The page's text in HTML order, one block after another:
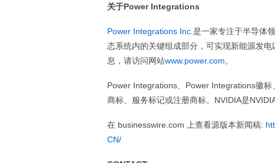
关于Power Integrations
Power Integrations Inc. 是一家专注于半导体
态系统内的关键组成部分，可实现新能源发
息，请访问网站www.power.com。
Power Integrations、Power Integrations徽
商标、服务标记或注册商标。NVIDIA是
在 businesswire.com 上查看源版本新闻稿:
CN/